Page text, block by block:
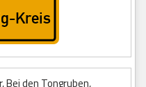
Bei den Tongruben,